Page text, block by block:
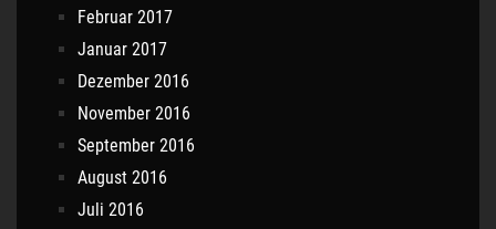
Februar 2017
Januar 2017
Dezember 2016
November 2016
September 2016
August 2016
Juli 2016